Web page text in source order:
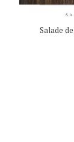
Salade